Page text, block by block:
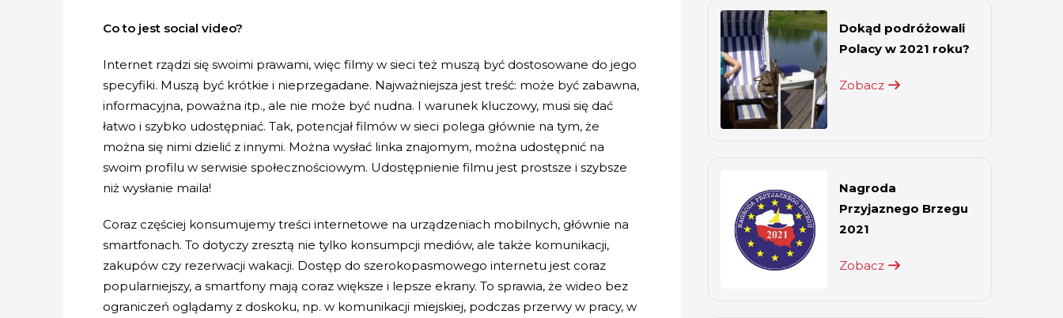
Co to jest social video?
Internet rządzi się swoimi prawami, więc filmy w sieci też muszą być dostosowane do jego
specyfiki. Muszą być krótkie i nieprzegadane. Najważniejsza jest treść: może być zabawna,
informacyjna, poważna itp., ale nie może być nudna. I warunek kluczowy, musi się dać
łatwo i szybko udostępniać. Tak, potencjał filmów w sieci polega głównie na tym, że
można się nimi dzielić z innymi. Można wysłać linka znajomym, można udostępnić na
swoim profilu w serwisie społecznościowym. Udostępnienie filmu jest prostsze i szybsze
niż wysłanie maila!
Coraz częściej konsumujemy treści internetowe na urządzeniach mobilnych, głównie na
smartfonach. To dotyczy zresztą nie tylko konsumpcji mediów, ale także komunikacji,
zakupów czy rezerwacji wakacji. Dostęp do szerokopasmowego internetu jest coraz
popularniejszy, a smartfony mają coraz większe i lepsze ekrany. To sprawia, że wideo bez
ograniczeń oglądamy z doskoku, np. w komunikacji miejskiej, podczas przerwy w pracy, w
Dokąd podróżowali
Polacy w 2021 roku?
Zobacz
Nagroda
Przyjaznego Brzegu
2021
Zobacz